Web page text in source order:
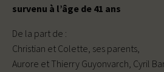
survenu à l’âge de 41 ans
De la part de :
Christian et Colette, ses parents,
Aurore et Thierry Guyonvarch, Cyril